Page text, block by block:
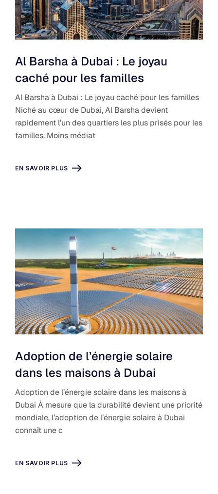
Al Barsha à Dubai : Le joyau
caché pour les familles
Al Barsha à Dubai : Le joyau caché pour les familles
Niché au cœur de Dubai, Al Barsha devient
rapidement l’un des quartiers les plus prisés pour les
familles. Moins médiat
EN SAVOIR PLUS
Adoption de l’énergie solaire
dans les maisons à Dubai
Adoption de l’énergie solaire dans les maisons à
Dubai À mesure que la durabilité devient une priorité
mondiale, l’adoption de l’énergie solaire à Dubai
connaît une c
EN SAVOIR PLUS